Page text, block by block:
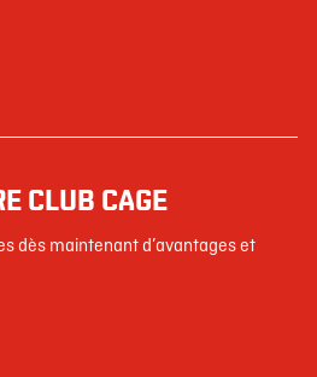
CLUB CAGE
dès maintenant d’avantages et